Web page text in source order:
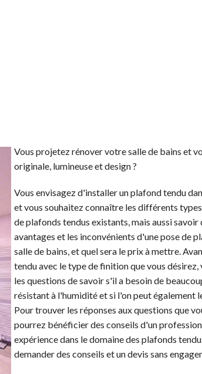
Vous projetez rénover votre salle de bains et
originale, lumineuse et design ?
Vous envisagez d'installer un plafond tendu
et vous souhaitez connaître les différents
de plafonds tendus existants, mais aussi savoir
avantages et les inconvénients d'une pose de
salle de bains, et quel sera le prix à mettre.
tendu avec le type de finition que vous désirez,
les questions de savoir s'il a besoin de
résistant à l'humidité et si l'on peut également
Pour trouver les réponses aux questions que
pourrez bénéficier des conseils d'un
expérience dans le domaine des plafonds
demander des conseils et un devis sans